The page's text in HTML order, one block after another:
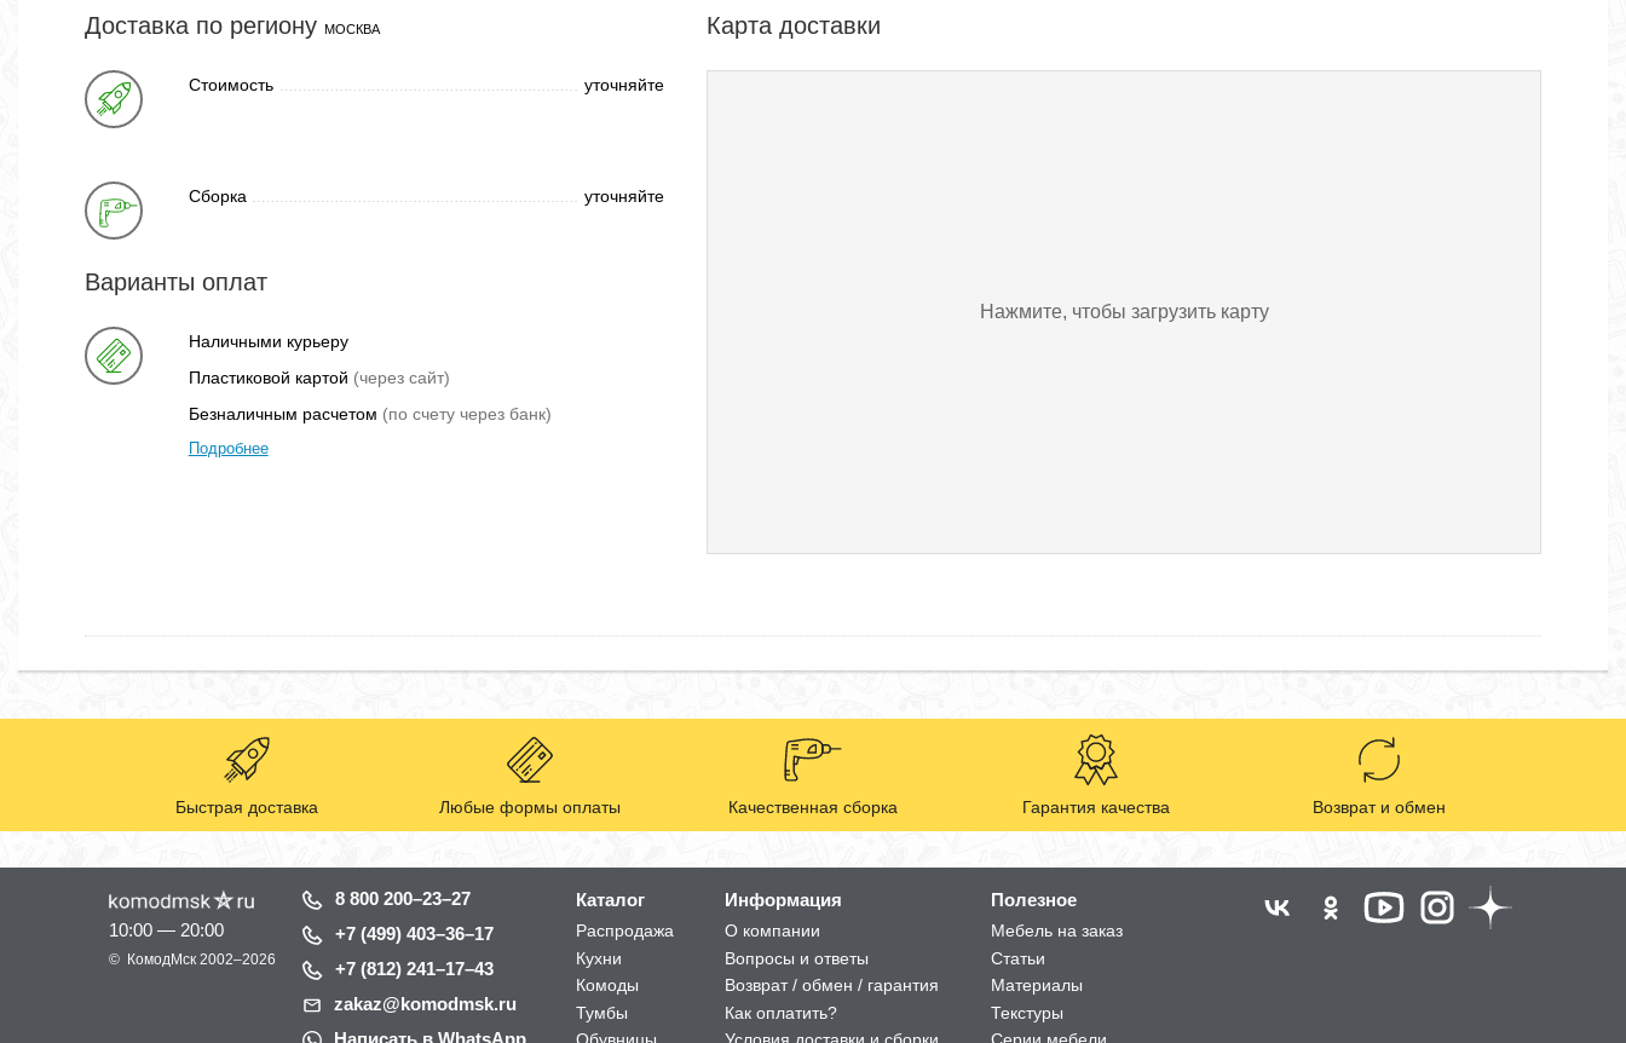
Доставка по региону МОСКВА
Стоимость уточняйте
Сборка уточняйте
Варианты оплат
Наличными курьеру
Пластиковой картой (через сайт)
Безналичным расчетом (по счету через банк)
Подробнее
Карта доставки
Нажмите, чтобы загрузить карту
Быстрая доставка Любые формы оплаты Качественная сборка Гарантия качества Возврат и обмен
10:00 — 20:00
© КомодМск 2002–2026
8 800 200–23–27
+7 (499) 403–36–17
+7 (812) 241–17–43
zakaz@komodmsk.ru
Написать в WhatsApp
Каталог
Распродажа
Кухни
Комоды
Тумбы
Информация
О компании
Вопросы и ответы
Возврат / обмен / гарантия
Как оплатить?
Полезное
Мебель на заказ
Статьи
Материалы
Текстуры